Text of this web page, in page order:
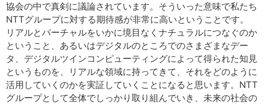
協会の中で真剣に議論されています。そういった意味で私たち
NTTグループに対する期待感が非常に高いということです。
リアルとバーチャルをいかに境目なくナチュラルにつなぐのか
ということ、あるいはデジタルのところでのさまざまなデー
タ、デジタルツインコンピューティングによって得られた知見
というものを、リアルな領域に持ってきて、それをどのように
活用していくのかを実証していくことになると思います。NTT
グループとして全体でしっかり取り組んでいき、未来の社会の